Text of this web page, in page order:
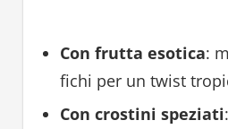
Con frutta esotica:
fichi per un twist
Con crostini speziati